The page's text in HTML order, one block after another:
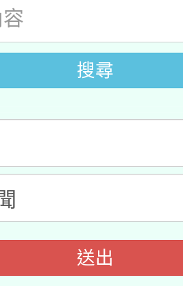
單位及節水達
孔廟祈福系列
啟航」
桃園地景藝術
搜尋
送出